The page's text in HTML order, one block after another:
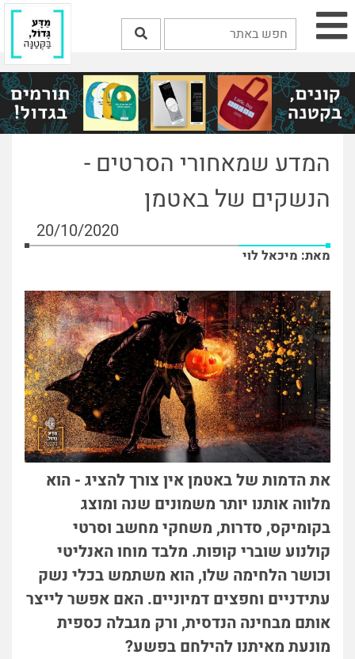
המדע שמאחורי הסרטים -
הנשקים של באטמן
20/10/2020
מאת: מיכאל לוי
את הדמות של באטמן אין צורך להציג - הוא
מלווה אותנו יותר משמונים שנה ומוצג
בקומיקס, סדרות, משחקי מחשב וסרטי
קולנוע שוברי קופות. מלבד מוחו האנליטי
וכושר הלחימה שלו, הוא משתמש בכלי נשק
עתידניים וחפצים דמיוניים. האם אפשר לייצר
אותם מבחינה הנדסית, ורק מגבלה כספית
מונעת מאיתנו להילחם בפשע?